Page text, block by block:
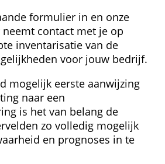
formulier in en onze
contact met je op
inventarisatie van de
voor jouw bedrijf.
mogelijk eerste aanwijzing
naar een
is het van belang de
zo volledig mogelijk
en prognoses in te